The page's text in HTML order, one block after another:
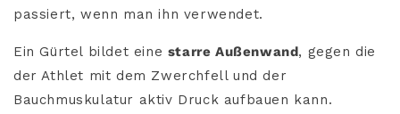
passiert, wenn man ihn verwendet.
Ein Gürtel bildet eine starre Außenwand, gegen die
der Athlet mit dem Zwerchfell und der
Bauchmuskulatur aktiv Druck aufbauen kann.